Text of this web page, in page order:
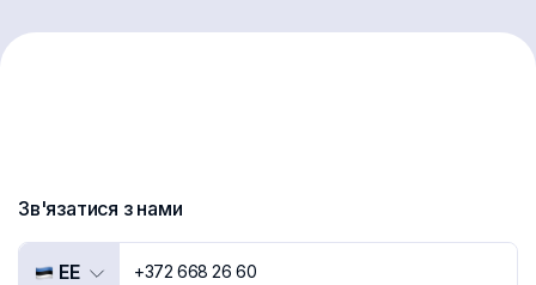
Зв'язатися з нами
EE +372 668 26 60